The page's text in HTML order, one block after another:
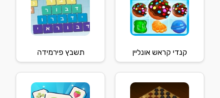
קנדי קראש אונליין תשבץ פירמידה